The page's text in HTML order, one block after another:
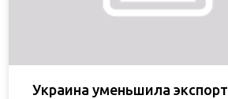
Украина уменьшила экспорт